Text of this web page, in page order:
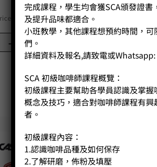
銅冰淇淋勺
HK$200.00 Original
price
was:
HK$160.00Current
price
is:
-
公司
完成課程，學生均會獲SCA頒發證書
及提升品味都適合。
小班教學，其他課程想預約時間，可
們。
詳細資料及報名,請致電或
SCA 初級咖啡師課程概覽：
初級課程主要幫助各學員認識及掌握
概念及技巧，適合對咖啡師課程有興
者。
初級課程內容：
1.認識咖啡品種及如何保存
2.了解研磨，佈粉及填壓